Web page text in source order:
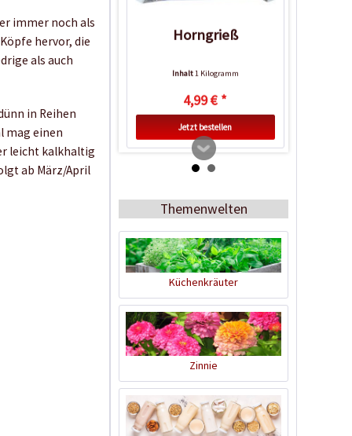
immer noch als
hervor, die
als auch
in Reihen
mag einen
leicht kalkhaltig
ab März/April
Horngrieß
Inhalt1 Kilogramm
4,99 € *
Jetzt bestellen
Kunststofftopf rund
10,5cm
Inhalt1 Stück
0,25 € *
Jetzt bestellen
Themenwelten
Küchenkräuter
Zinnie